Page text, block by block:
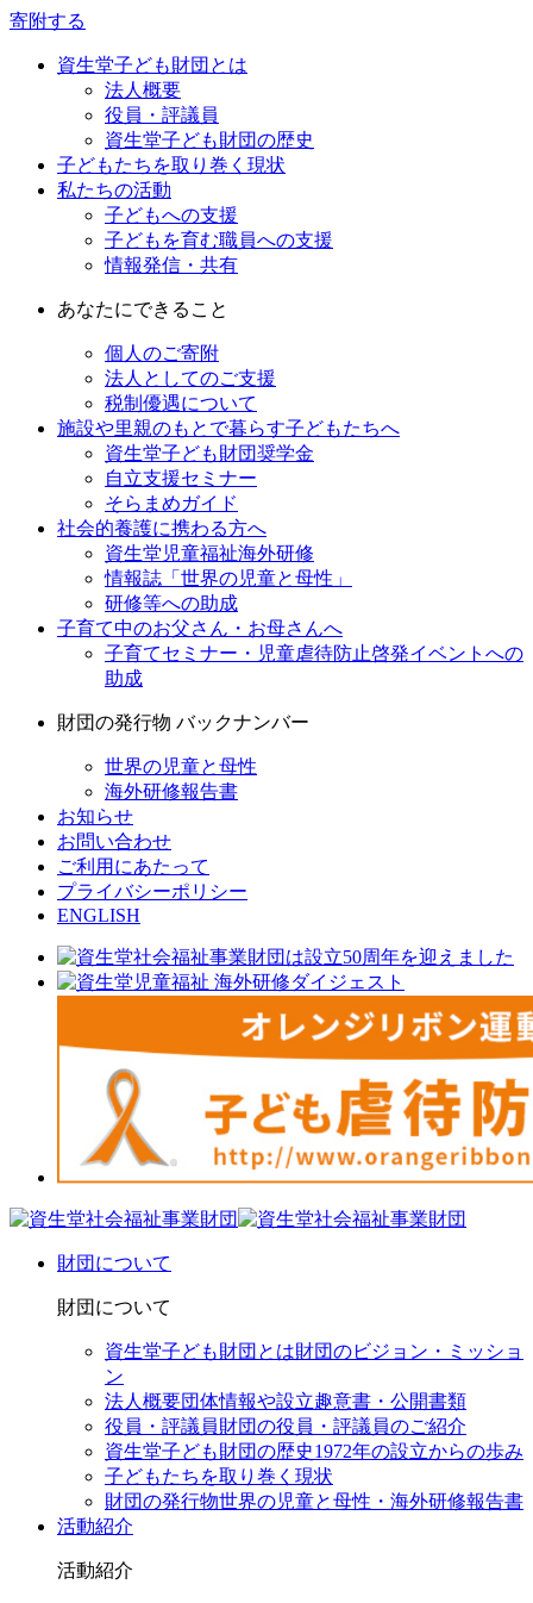
寄附する
資生堂子ども財団とは
法人概要
役員・評議員
資生堂子ども財団の歴史
子どもたちを取り巻く現状
私たちの活動
子どもへの支援
子どもを育む職員への支援
情報発信・共有
あなたにできること
個人のご寄附
法人としてのご支援
税制優遇について
施設や里親のもとで暮らす子どもたちへ
資生堂子ども財団奨学金
自立支援セミナー
そらまめガイド
社会的養護に携わる方へ
資生堂児童福祉海外研修
情報誌「世界の児童と母性」
研修等への助成
子育て中のお父さん・お母さんへ
子育てセミナー・児童虐待防止啓発イベントへの
助成
財団の発行物 バックナンバー
世界の児童と母性
海外研修報告書
お知らせ
お問い合わせ
ご利用にあたって
プライバシーポリシー
ENGLISH
財団について
財団について
資生堂子ども財団とは財団のビジョン・ミッショ
ン
法人概要団体情報や設立趣意書・公開書類
役員・評議員財団の役員・評議員のご紹介
資生堂子ども財団の歴史1972年の設立からの歩み
子どもたちを取り巻く現状
財団の発行物世界の児童と母性・海外研修報告書
活動紹介
活動紹介